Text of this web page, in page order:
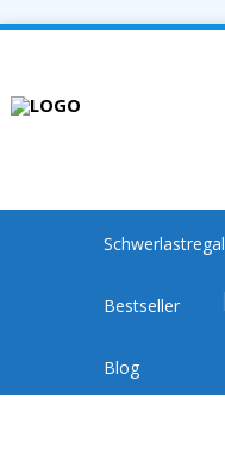
Schwerlastregal
Bestseller
Blog